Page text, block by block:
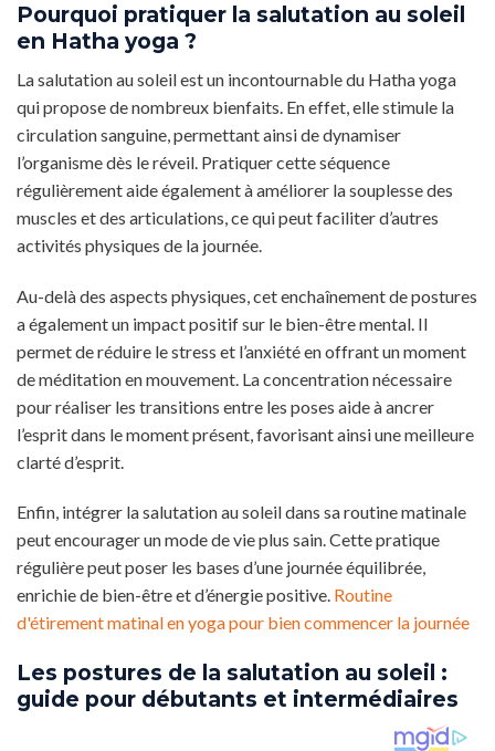
Pourquoi pratiquer la salutation au soleil
en Hatha yoga ?
La salutation au soleil est un incontournable du Hatha yoga
qui propose de nombreux bienfaits. En effet, elle stimule la
circulation sanguine, permettant ainsi de dynamiser
l’organisme dès le réveil. Pratiquer cette séquence
régulièrement aide également à améliorer la souplesse des
muscles et des articulations, ce qui peut faciliter d’autres
activités physiques de la journée.
Au-delà des aspects physiques, cet enchaînement de postures
a également un impact positif sur le bien-être mental. Il
permet de réduire le stress et l’anxiété en offrant un moment
de méditation en mouvement. La concentration nécessaire
pour réaliser les transitions entre les poses aide à ancrer
l’esprit dans le moment présent, favorisant ainsi une meilleure
clarté d’esprit.
Enfin, intégrer la salutation au soleil dans sa routine matinale
peut encourager un mode de vie plus sain. Cette pratique
régulière peut poser les bases d’une journée équilibrée,
enrichie de bien-être et d’énergie positive. Routine
d'étirement matinal en yoga pour bien commencer la journée
Les postures de la salutation au soleil :
guide pour débutants et intermédiaires